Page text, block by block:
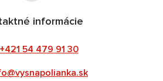
informácie
+421 54 479 91 30